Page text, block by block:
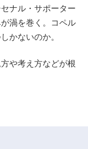
ナル・サポーター
渦を巻く。コペル
かないのか。
や考え方などが根